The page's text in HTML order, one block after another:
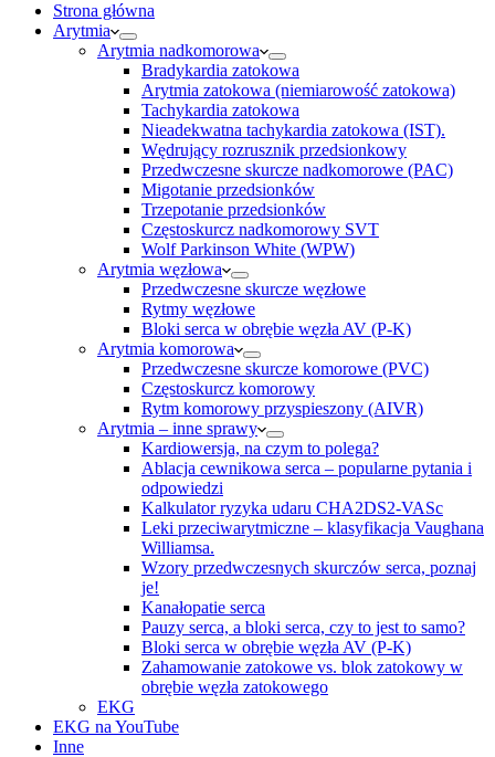
Strona główna
Arytmia
Arytmia nadkomorowa
Bradykardia zatokowa
Arytmia zatokowa (niemiarowość zatokowa)
Tachykardia zatokowa
Nieadekwatna tachykardia zatokowa (IST).
Wędrujący rozrusznik przedsionkowy
Przedwczesne skurcze nadkomorowe (PAC)
Migotanie przedsionków
Trzepotanie przedsionków
Częstoskurcz nadkomorowy SVT
Wolf Parkinson White (WPW)
Arytmia węzłowa
Przedwczesne skurcze węzłowe
Rytmy węzłowe
Bloki serca w obrębie węzła AV (P-K)
Arytmia komorowa
Przedwczesne skurcze komorowe (PVC)
Częstoskurcz komorowy
Rytm komorowy przyspieszony (AIVR)
Arytmia – inne sprawy
Kardiowersja, na czym to polega?
Ablacja cewnikowa serca – popularne pytania i
odpowiedzi
Kalkulator ryzyka udaru CHA2DS2-VASc
Leki przeciwarytmiczne – klasyfikacja Vaughana
Williamsa.
Wzory przedwczesnych skurczów serca, poznaj
je!
Kanałopatie serca
Pauzy serca, a bloki serca, czy to jest to samo?
Bloki serca w obrębie węzła AV (P-K)
Zahamowanie zatokowe vs. blok zatokowy w
obrębie węzła zatokowego
EKG
EKG na YouTube
Inne